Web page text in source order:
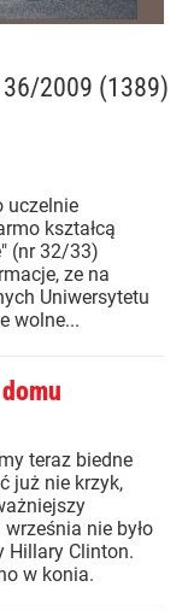
2009 (1389)
uczelnie
kształcą
(nr 32/33)
ze na
Uniwersytetu
wolne...
teraz biedne
już nie krzyk,
nie było
Hillary Clinton.
w konia.